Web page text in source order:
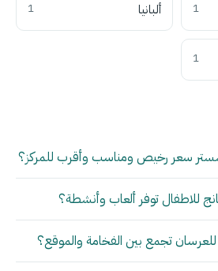
1 ألبانيا 1
1
سعر رخيص ومناسب وأقرب للمركز؟
للاطفال توفر ألعاب وأنشطة؟
تجمع بين الفخامة والموقع؟